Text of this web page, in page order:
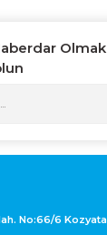
No:66/6